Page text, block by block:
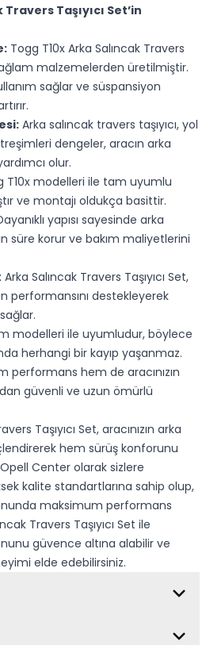
Taşıyıcı Set’in
Togg T10x Arka Salıncak Travers
sağlam malzemelerden üretilmiştir.
sağlar ve süspansiyon
Arka salıncak travers taşıyıcı, yol
dengeler, aracın arka
olur.
T10x modelleri ile tam uyumlu
ve montajı oldukça basittir.
yapısı sayesinde arka
süre korur ve bakım maliyetlerini
Salıncak Travers Taşıyıcı Set,
performansını destekleyerek
modelleri ile uyumludur, böylece
herhangi bir kayıp yaşanmaz.
performans hem de aracınızın
güvenli ve uzun ömürlü
Taşıyıcı Set, aracınızın arka
hem sürüş konforunu
Center olarak sizlere
kalite standartlarına sahip olup,
maksimum performans
Travers Taşıyıcı Set ile
güvence altına alabilir ve
elde edebilirsiniz.